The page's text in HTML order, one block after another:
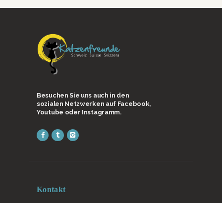
Besuchen Sie uns auch in den
sozialen Netzwerken auf Facebook,
Youtube oder Instagramm.
Kontakt